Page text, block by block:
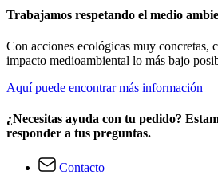
Trabajamos respetando el medio
Con acciones ecológicas muy concretas,
impacto medioambiental lo más bajo
Aquí puede encontrar más información
¿Necesitas ayuda con tu pedido?
responder a tus preguntas.
Contacto